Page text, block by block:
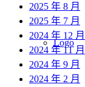
Logo
2025 年 8 月
2025 年 7 月
2024 年 12 月
2024 年 11 月
2024 年 9 月
2024 年 2 月